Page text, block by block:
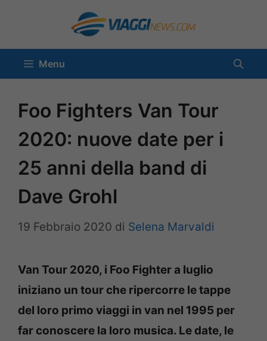
contenuto
Menu
Foo Fighters Van Tour
2020: nuove date per i
25 anni della band di
Dave Grohl
19 Febbraio 2020 di Selena Marvaldi
Van Tour 2020, i Foo Fighter a luglio
iniziano un tour che ripercorre le tappe
del loro primo viaggi in van nel 1995 per
far conoscere la loro musica. Le date, le